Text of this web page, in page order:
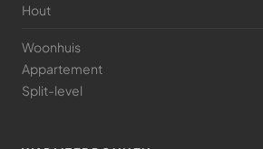
Hout
Woonhuis
Appartement
Split-level